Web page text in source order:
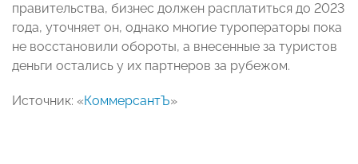
правительства, бизнес должен расплатиться до 2023
года, уточняет он, однако многие туроператоры пока
не восстановили обороты, а внесенные за туристов
деньги остались у их партнеров за рубежом.
Источник: «КоммерсантЪ»